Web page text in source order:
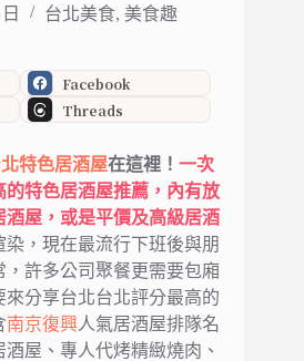
台北美食, 美食趣
Facebook
Threads
特色居酒屋在這裡！ 一次
的特色居酒屋推薦，內有放
屋，或是平價及高級居酒
染，現在最流行下班後與朋
，許多公司聚餐更需要包廂
來分享台北台北評分最高的
南京復興人氣居酒屋排隊名
屋、專人代烤精緻燒肉、